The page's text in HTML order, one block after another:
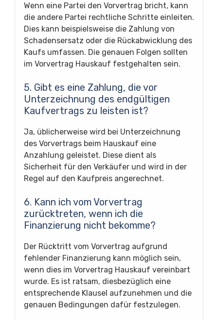
Wenn eine Partei den Vorvertrag bricht, kann
die andere Partei rechtliche Schritte einleiten.
Dies kann beispielsweise die Zahlung von
Schadensersatz oder die Rückabwicklung des
Kaufs umfassen. Die genauen Folgen sollten
im Vorvertrag Hauskauf festgehalten sein.
5. Gibt es eine Zahlung, die vor
Unterzeichnung des endgültigen
Kaufvertrags zu leisten ist?
Ja, üblicherweise wird bei Unterzeichnung
des Vorvertrags beim Hauskauf eine
Anzahlung geleistet. Diese dient als
Sicherheit für den Verkäufer und wird in der
Regel auf den Kaufpreis angerechnet.
6. Kann ich vom Vorvertrag
zurücktreten, wenn ich die
Finanzierung nicht bekomme?
Der Rücktritt vom Vorvertrag aufgrund
fehlender Finanzierung kann möglich sein,
wenn dies im Vorvertrag Hauskauf vereinbart
wurde. Es ist ratsam, diesbezüglich eine
entsprechende Klausel aufzunehmen und die
genauen Bedingungen dafür festzulegen.